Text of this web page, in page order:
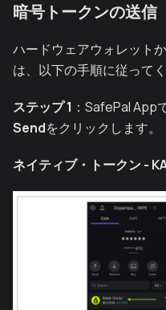
暗号トークンの送信
ハードウェアウォレット
は、以下の手順に従って
ステップ 1 ：SafePal App
Sendをクリックします。
ネイティブ・トークン -